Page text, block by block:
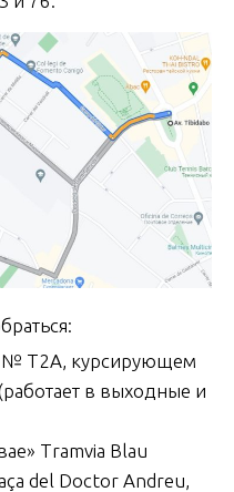
№ T2A, курсирующем
в выходные и
Tramvia Blau
del Doctor Andreu,